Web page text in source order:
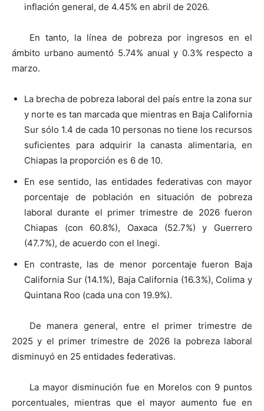
inflación general, de 4.45% en abril de 2026.
En tanto, la línea de pobreza por ingresos en el
ámbito urbano aumentó 5.74% anual y 0.3% respecto a
marzo.
La brecha de pobreza laboral del país entre la zona sur
y norte es tan marcada que mientras en Baja California
Sur sólo 1.4 de cada 10 personas no tiene los recursos
suficientes para adquirir la canasta alimentaria, en
Chiapas la proporción es 6 de 10.
En ese sentido, las entidades federativas con mayor
porcentaje de población en situación de pobreza
laboral durante el primer trimestre de 2026 fueron
Chiapas (con 60.8%), Oaxaca (52.7%) y Guerrero
(47.7%), de acuerdo con el Inegi.
En contraste, las de menor porcentaje fueron Baja
California Sur (14.1%), Baja California (16.3%), Colima y
Quintana Roo (cada una con 19.9%).
De manera general, entre el primer trimestre de
2025 y el primer trimestre de 2026 la pobreza laboral
disminuyó en 25 entidades federativas.
La mayor disminución fue en Morelos con 9 puntos
porcentuales, mientras que el mayor aumento fue en